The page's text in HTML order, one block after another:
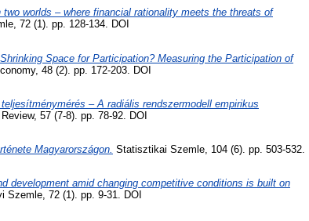
worlds – where financial rationality meets the threats of
72 (1). pp. 128-134. DOI
Space for Participation? Measuring the Participation of
48 (2). pp. 172-203. DOI
– A radiális rendszermodell empirikus
57 (7-8). pp. 78-92. DOI
Magyarországon. Statisztikai Szemle, 104 (6). pp. 503-532.
development amid changing competitive conditions is built on
Szemle, 72 (1). pp. 9-31. DOI